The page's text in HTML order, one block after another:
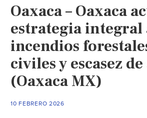
Oaxaca – Oaxaca
estrategia integral
incendios
civiles y escasez
(Oaxaca MX)
10 FEBRERO 2026